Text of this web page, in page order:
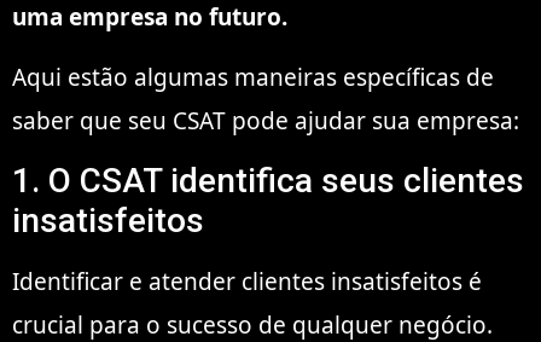
uma empresa no futuro.
Aqui estão algumas maneiras específicas de
saber que seu CSAT pode ajudar sua empresa:
1. O CSAT identifica seus clientes
insatisfeitos
Identificar e atender clientes insatisfeitos é
crucial para o sucesso de qualquer negócio.